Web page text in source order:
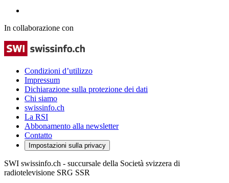
In collaborazione con
Condizioni d’utilizzo
Impressum
Dichiarazione sulla protezione dei dati
Chi siamo
swissinfo.ch
La RSI
Abbonamento alla newsletter
Contatto
Impostazioni sulla privacy
SWI swissinfo.ch - succursale della Società svizzera di
radiotelevisione SRG SSR